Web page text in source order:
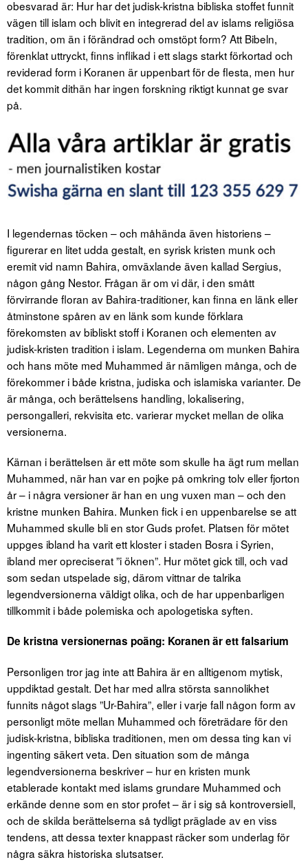
obesvarad är: Hur har det judisk-kristna bibliska stoffet funnit
vägen till islam och blivit en integrerad del av islams religiösa
tradition, om än i förändrad och omstöpt form? Att Bibeln,
förenklat uttryckt, finns inflikad i ett slags starkt förkortad och
reviderad form i Koranen är uppenbart för de flesta, men hur
det kommit dithän har ingen forskning riktigt kunnat ge svar
på.
I legendernas töcken – och måhända även historiens –
figurerar en litet udda gestalt, en syrisk kristen munk och
eremit vid namn Bahira, omväxlande även kallad Sergius,
någon gång Nestor. Frågan är om vi där, i den smått
förvirrande floran av Bahira-traditioner, kan finna en länk eller
åtminstone spåren av en länk som kunde förklara
förekomsten av bibliskt stoff i Koranen och elementen av
judisk-kristen tradition i islam. Legenderna om munken Bahira
och hans möte med Muhammed är nämligen många, och de
förekommer i både kristna, judiska och islamiska varianter. De
är många, och berättelsens handling, lokalisering,
persongalleri, rekvisita etc. varierar mycket mellan de olika
versionerna.
Kärnan i berättelsen är ett möte som skulle ha ägt rum mellan
Muhammed, när han var en pojke på omkring tolv eller fjorton
år – i några versioner är han en ung vuxen man – och den
kristne munken Bahira. Munken fick i en uppenbarelse se att
Muhammed skulle bli en stor Guds profet. Platsen för mötet
uppges ibland ha varit ett kloster i staden Bosra i Syrien,
ibland mer opreciserat ”i öknen”. Hur mötet gick till, och vad
som sedan utspelade sig, därom vittnar de talrika
legendversionerna väldigt olika, och de har uppenbarligen
tillkommit i både polemiska och apologetiska syften.
De kristna versionernas poäng: Koranen är ett falsarium
Personligen tror jag inte att Bahira är en alltigenom mytisk,
uppdiktad gestalt. Det har med allra största sannolikhet
funnits något slags ”Ur-Bahira”, eller i varje fall någon form av
personligt möte mellan Muhammed och företrädare för den
judisk-kristna, bibliska traditionen, men om dessa ting kan vi
ingenting säkert veta. Den situation som de många
legendversionerna beskriver – hur en kristen munk
etablerade kontakt med islams grundare Muhammed och
erkände denne som en stor profet – är i sig så kontroversiell,
och de skilda berättelserna så tydligt präglade av en viss
tendens, att dessa texter knappast räcker som underlag för
några säkra historiska slutsatser.